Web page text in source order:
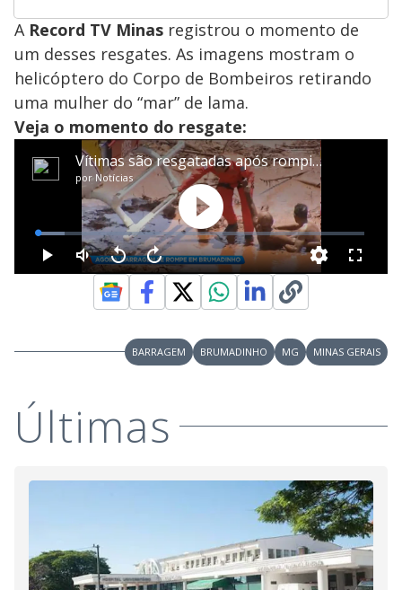
A Record TV Minas registrou o momento de
um desses resgates. As imagens mostram o
helicóptero do Corpo de Bombeiros retirando
uma mulher do “mar” de lama.
Veja o momento do resgate:
BARRAGEM BRUMADINHO MG MINAS GERAIS
Últimas